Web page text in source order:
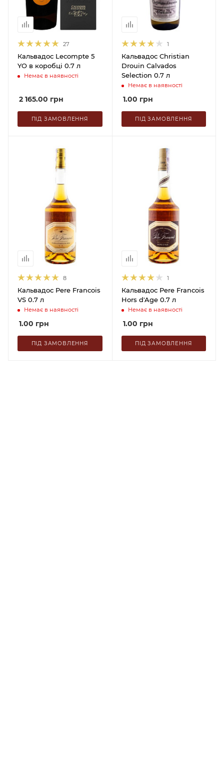
27
Кальвадос Lecompte 5
YO в коробці 0.7 л
Немає в наявності
2 165.00 грн
ПІД ЗАМОВЛЕННЯ
1
Кальвадос Christian
Drouin Calvados
Selection 0.7 л
Немає в наявності
1.00 грн
ПІД ЗАМОВЛЕННЯ
8
Кальвадос Pere Francois
VS 0.7 л
Немає в наявності
1.00 грн
ПІД ЗАМОВЛЕННЯ
1
Кальвадос Pere Francois
Hors d'Age 0.7 л
Немає в наявності
1.00 грн
ПІД ЗАМОВЛЕННЯ